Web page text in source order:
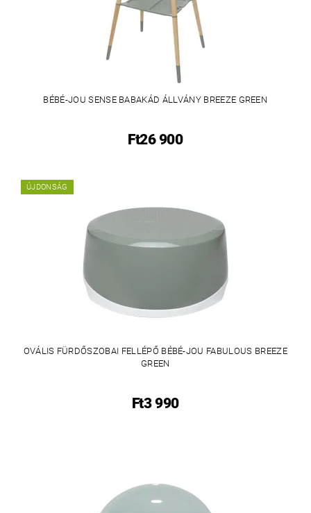
BÉBÉ-JOU SENSE BABAKÁD ÁLLVÁNY BREEZE GREEN
Ft26 900
ÚJDONSÁG
OVÁLIS FÜRDŐSZOBAI FELLÉPŐ BÉBÉ-JOU FABULOUS BREEZE
GREEN
Ft3 990